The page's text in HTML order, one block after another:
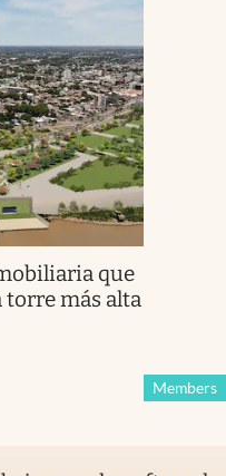
que
torre más alta
Members